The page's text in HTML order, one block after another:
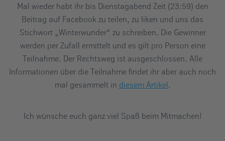
Mal wieder habt ihr bis Dienstagabend Zeit (23:59) den
Beitrag auf Facebook zu teilen, zu liken und uns das
Stichwort „Winterwunder“ zu schreiben. Die Gewinner
werden per Zufall ermittelt und es gilt pro Person eine
Teilnahme. Der Rechtsweg ist ausgeschlossen. Alle
Informationen über die Teilnahme findet ihr aber auch noch
mal gesammelt in diesem Artikel.
Ich wünsche euch ganz viel Spaß beim Mitmachen!